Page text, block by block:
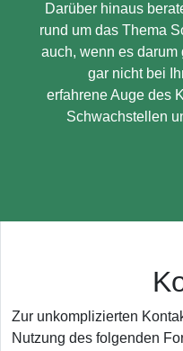
Darüber hinaus
rund um das Thema
auch, wenn es darum
gar nicht bei
erfahrene Auge des
Schwachstellen
Zur unkomplizierten
Nutzung des folgenden